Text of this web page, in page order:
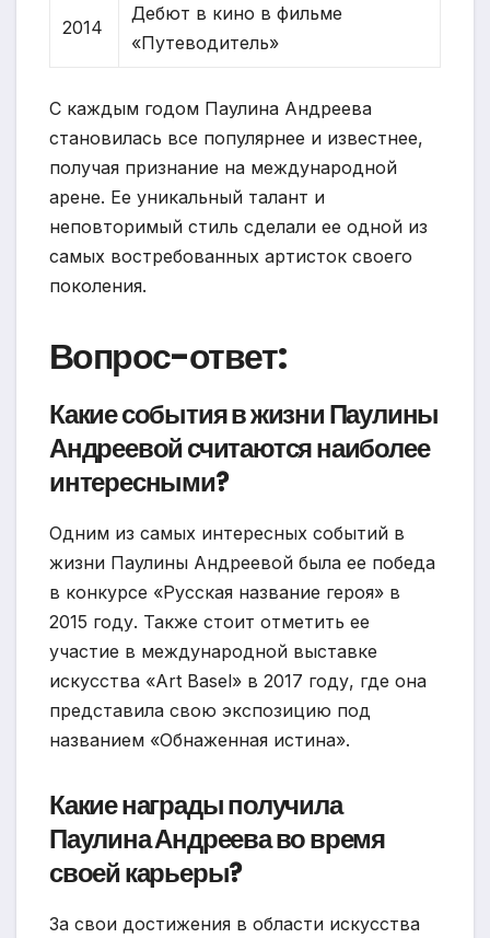
2014
Дебют в кино в фильме
«Путеводитель»
С каждым годом Паулина Андреева
становилась все популярнее и известнее,
получая признание на международной
арене. Ее уникальный талант и
неповторимый стиль сделали ее одной из
самых востребованных артисток своего
поколения.
Вопрос-ответ:
Какие события в жизни Паулины
Андреевой считаются наиболее
интересными?
Одним из самых интересных событий в
жизни Паулины Андреевой была ее победа
в конкурсе «Русская название героя» в
2015 году. Также стоит отметить ее
участие в международной выставке
искусства «Art Basel» в 2017 году, где она
представила свою экспозицию под
названием «Обнаженная истина».
Какие награды получила
Паулина Андреева во время
своей карьеры?
За свои достижения в области искусства